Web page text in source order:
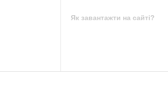
Як завантажти на сайті?